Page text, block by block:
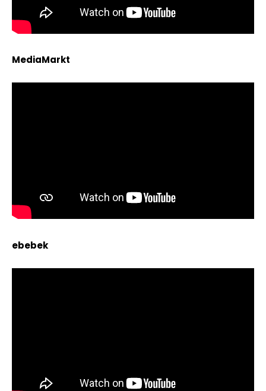
MediaMarkt
ebebek